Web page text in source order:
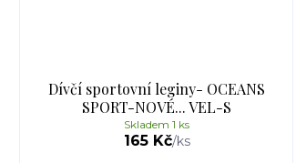
Dívčí sportovní leginy- OCEANS
SPORT-NOVÉ... VEL-S
165 Kč/ks
Skladem 1 ks